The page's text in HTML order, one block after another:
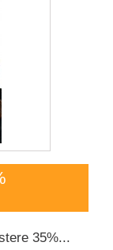
35%...